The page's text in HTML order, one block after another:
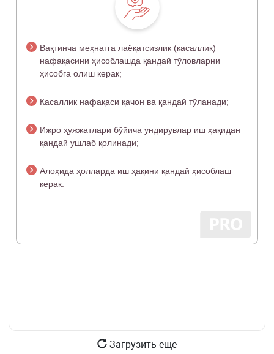
Вақтинча меҳнатга лаёқатсизлик (касаллик)
нафақасини ҳисоблашда қандай тўловларни
ҳисобга олиш керак;
Касаллик нафақаси қачон ва қандай тўланади;
Ижро ҳужжатлари бўйича ундирувлар иш ҳақидан
қандай ушлаб қолинади;
Алоҳида ҳолларда иш ҳақини қандай ҳисоблаш
керак.
Загрузить еще